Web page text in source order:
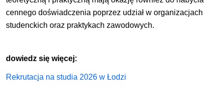
cennego doświadczenia poprzez udział w organizacjach
studenckich oraz praktykach zawodowych.
dowiedz się więcej:
Rekrutacja na studia 2026 w Łodzi